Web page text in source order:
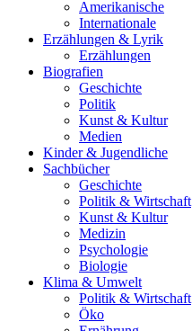
Amerikanische
Internationale
Erzählungen & Lyrik
Erzählungen
Biografien
Geschichte
Politik
Kunst & Kultur
Medien
Kinder & Jugendliche
Sachbücher
Geschichte
Politik & Wirtschaft
Kunst & Kultur
Medizin
Psychologie
Biologie
Klima & Umwelt
Politik & Wirtschaft
Öko